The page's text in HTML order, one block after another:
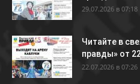
29.07.2026 в 07:18
Читайте в
правды» от
22.07.2026 в 07:26